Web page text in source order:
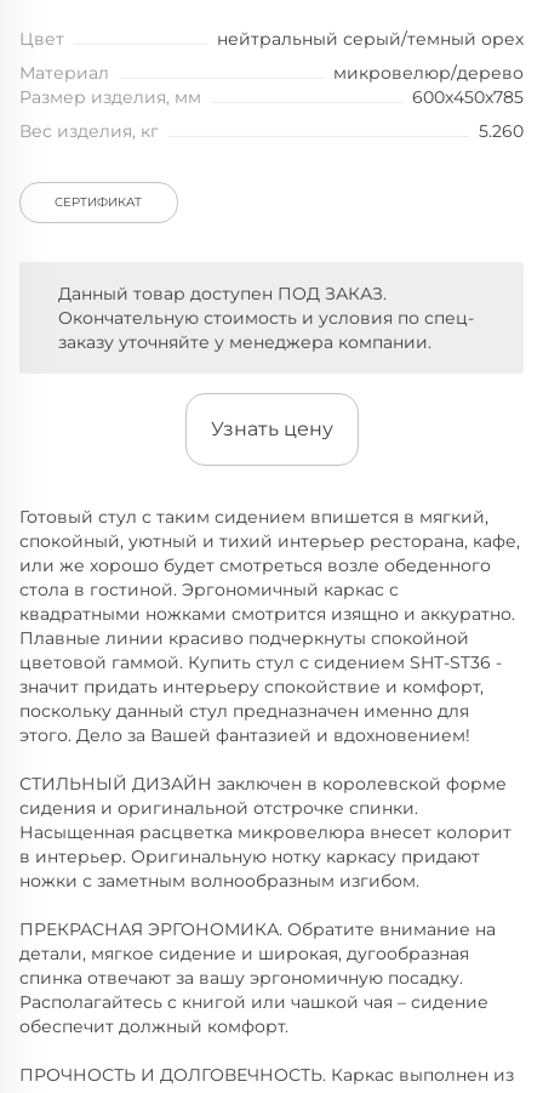
Цвет
нейтральный серый/темный орех
Материал
микровелюр/дерево
Размер изделия, мм
600x450x785
Вес изделия, кг
5.260
СЕРТИФИКАТ
Данный товар доступен ПОД ЗАКАЗ.
Окончательную стоимость и условия по спец-
заказу уточняйте у менеджера компании.
Узнать цену
Готовый стул с таким сидением впишется в мягкий,
спокойный, уютный и тихий интерьер ресторана, кафе,
или же хорошо будет смотреться возле обеденного
стола в гостиной. Эргономичный каркас с
квадратными ножками смотрится изящно и аккуратно.
Плавные линии красиво подчеркнуты спокойной
цветовой гаммой. Купить стул с сидением SHT-ST36 -
значит придать интерьеру спокойствие и комфорт,
поскольку данный стул предназначен именно для
этого. Дело за Вашей фантазией и вдохновением!
СТИЛЬНЫЙ ДИЗАЙН заключен в королевской форме
сидения и оригинальной отстрочке спинки.
Насыщенная расцветка микровелюра внесет колорит
в интерьер. Оригинальную нотку каркасу придают
ножки с заметным волнообразным изгибом.
ПРЕКРАСНАЯ ЭРГОНОМИКА. Обратите внимание на
детали, мягкое сидение и широкая, дугообразная
спинка отвечают за вашу эргономичную посадку.
Располагайтесь с книгой или чашкой чая – сидение
обеспечит должный комфорт.
ПРОЧНОСТЬ И ДОЛГОВЕЧНОСТЬ. Каркас выполнен из